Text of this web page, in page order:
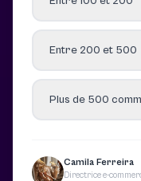
Entre 200 et 500
Plus de 500
Camila Ferreira
Directrice e-